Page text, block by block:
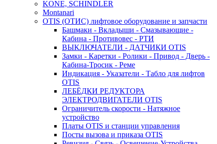
KONE, SCHINDLER
Montanari
OTIS (ОТИС) лифтовое оборудование и запчасти
Башмаки - Вкладыши - Смазывающие -
Кабина - Противовес - РТИ
ВЫКЛЮЧАТЕЛИ - ДАТЧИКИ OTIS
Замки - Каретки - Ролики - Привод - Дверь -
Кабина-Тросик - Реме
Индикация - Указатели - Табло для лифтов
OTIS
ЛЕБЁДКИ РЕДУКТОРА
ЭЛЕКТРОДВИГАТЕЛИ OTIS
Ограничитель скорости - Натяжное
устройство
Платы OTIS и станции управления
Посты вызова и приказа OTIS